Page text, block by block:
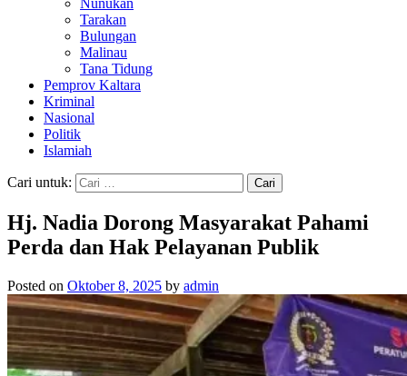
Nunukan
Tarakan
Bulungan
Malinau
Tana Tidung
Pemprov Kaltara
Kriminal
Nasional
Politik
Islamiah
Cari untuk:
Hj. Nadia Dorong Masyarakat Pahami
Perda dan Hak Pelayanan Publik
Posted on Oktober 8, 2025 by admin